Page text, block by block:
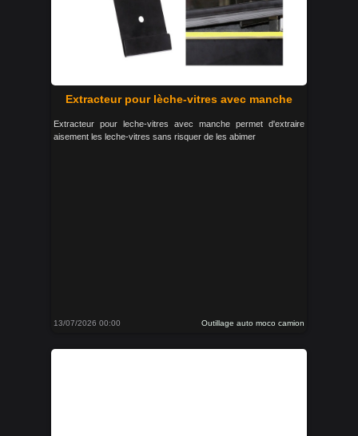
Extracteur pour lèche-vitres avec manche
Extracteur pour leche-vitres avec manche permet d'extraire
aisement les leche-vitres sans risquer de les abimer
13/07/2026 00:00 Outillage auto moco camion